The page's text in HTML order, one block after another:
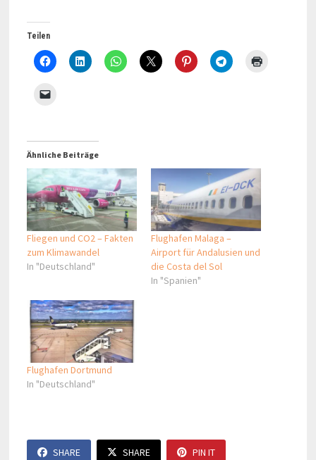
Teilen
Ähnliche Beiträge
Fliegen und CO2 – Fakten
zum Klimawandel
In "Deutschland"
Flughafen Malaga –
Airport für Andalusien und
die Costa del Sol
In "Spanien"
Flughafen Dortmund
In "Deutschland"
SHARE SHARE PIN IT